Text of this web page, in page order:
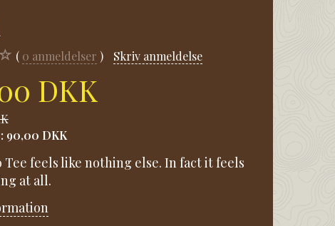
0 anmeldelser Skriv anmeldelse
DKK
90,00 DKK
Tee feels like nothing else. In fact it feels
at all.